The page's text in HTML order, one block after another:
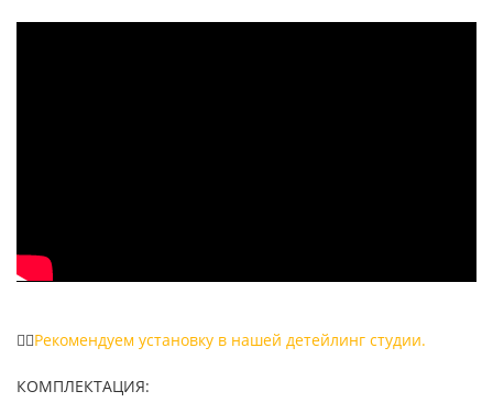
👉🏻Peкомендуeм устaновку в нашей детейлинг студии.
КОМПЛЕКТАЦИЯ: